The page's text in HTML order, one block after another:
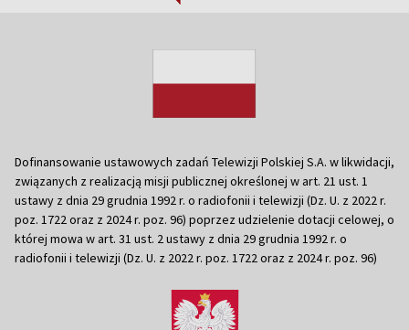
Dofinansowanie ustawowych zadań Telewizji Polskiej S.A. w likwidacji,
związanych z realizacją misji publicznej określonej w art. 21 ust. 1
ustawy z dnia 29 grudnia 1992 r. o radiofonii i telewizji (Dz. U. z 2022 r.
poz. 1722 oraz z 2024 r. poz. 96) poprzez udzielenie dotacji celowej, o
której mowa w art. 31 ust. 2 ustawy z dnia 29 grudnia 1992 r. o
radiofonii i telewizji (Dz. U. z 2022 r. poz. 1722 oraz z 2024 r. poz. 96)